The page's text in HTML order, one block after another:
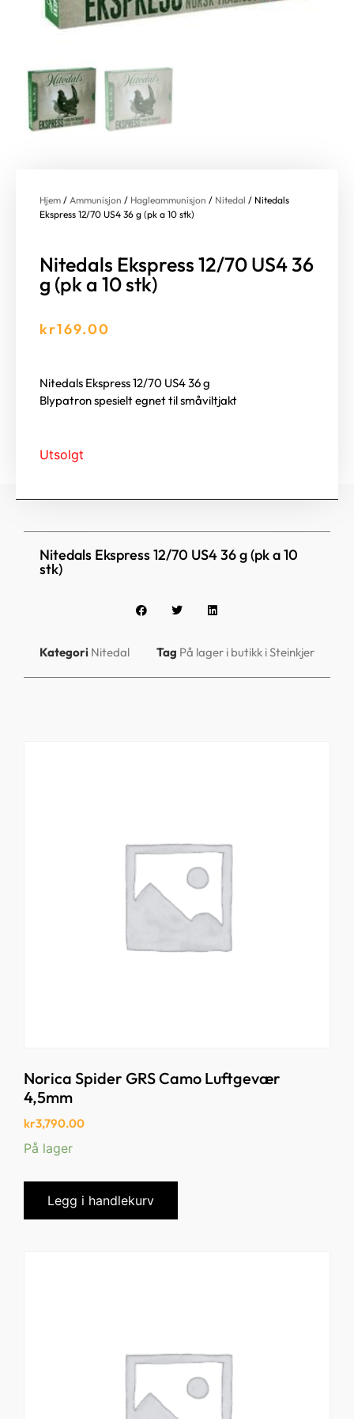
Hjem / Ammunisjon / Hagleammunisjon / Nitedal / Nitedals
Ekspress 12/70 US4 36 g (pk a 10 stk)
Nitedals Ekspress 12/70 US4 36
g (pk a 10 stk)
kr169.00
Nitedals Ekspress 12/70 US4 36 g
Blypatron spesielt egnet til småviltjakt
Utsolgt
Nitedals Ekspress 12/70 US4 36 g (pk a 10
stk)
Kategori Nitedal Tag På lager i butikk i Steinkjer
Norica Spider GRS Camo Luftgevær
4,5mm
kr3,790.00
På lager
Legg i handlekurv